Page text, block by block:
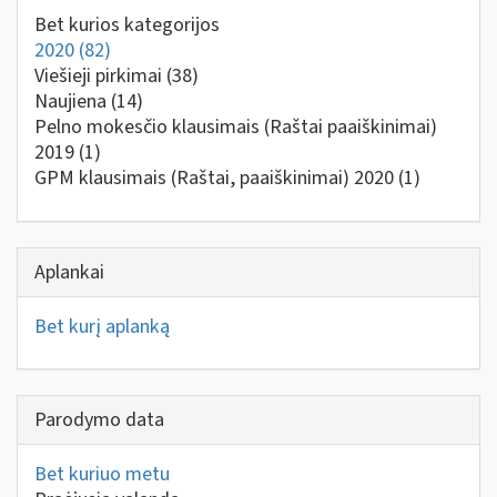
Bet kurios kategorijos
2020 (82)
Viešieji pirkimai (38)
Naujiena (14)
Pelno mokesčio klausimais (Raštai paaiškinimai)
2019 (1)
GPM klausimais (Raštai, paaiškinimai) 2020 (1)
Aplankai
Bet kurį aplanką
Parodymo data
Bet kuriuo metu